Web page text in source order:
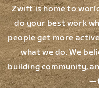
Zwift is home to
do your best work
people get more
what we do. We
building community,